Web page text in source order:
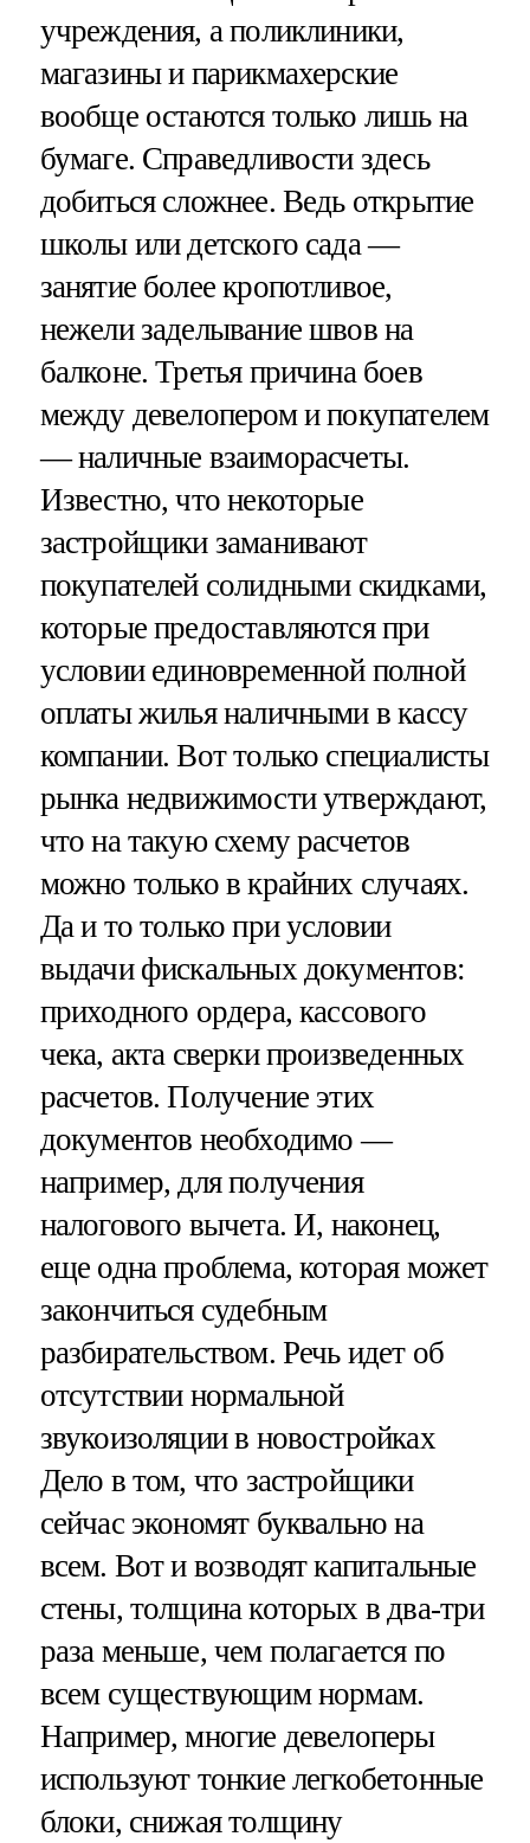
учреждения, а поликлиники,
магазины и парикмахерские
вообще остаются только лишь на
бумаге. Справедливости здесь
добиться сложнее. Ведь открытие
школы или детского сада —
занятие более кропотливое,
нежели заделывание швов на
балконе. Третья причина боев
между девелопером и покупателем
— наличные взаиморасчеты.
Известно, что некоторые
застройщики заманивают
покупателей солидными скидками,
которые предоставляются при
условии единовременной полной
оплаты жилья наличными в кассу
компании. Вот только специалисты
рынка недвижимости утверждают,
что на такую схему расчетов
можно только в крайних случаях.
Да и то только при условии
выдачи фискальных документов:
приходного ордера, кассового
чека, акта сверки произведенных
расчетов. Получение этих
документов необходимо —
например, для получения
налогового вычета. И, наконец,
еще одна проблема, которая может
закончиться судебным
разбирательством. Речь идет об
отсутствии нормальной
звукоизоляции в новостройках
Дело в том, что застройщики
сейчас экономят буквально на
всем. Вот и возводят капитальные
стены, толщина которых в два-три
раза меньше, чем полагается по
всем существующим нормам.
Например, многие девелоперы
используют тонкие легкобетонные
блоки, снижая толщину